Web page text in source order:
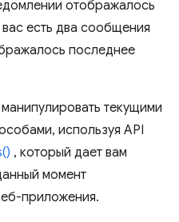
отображалось
есть два сообщения
последнее
текущими
используя API
, который дает вам
момент
приложения.